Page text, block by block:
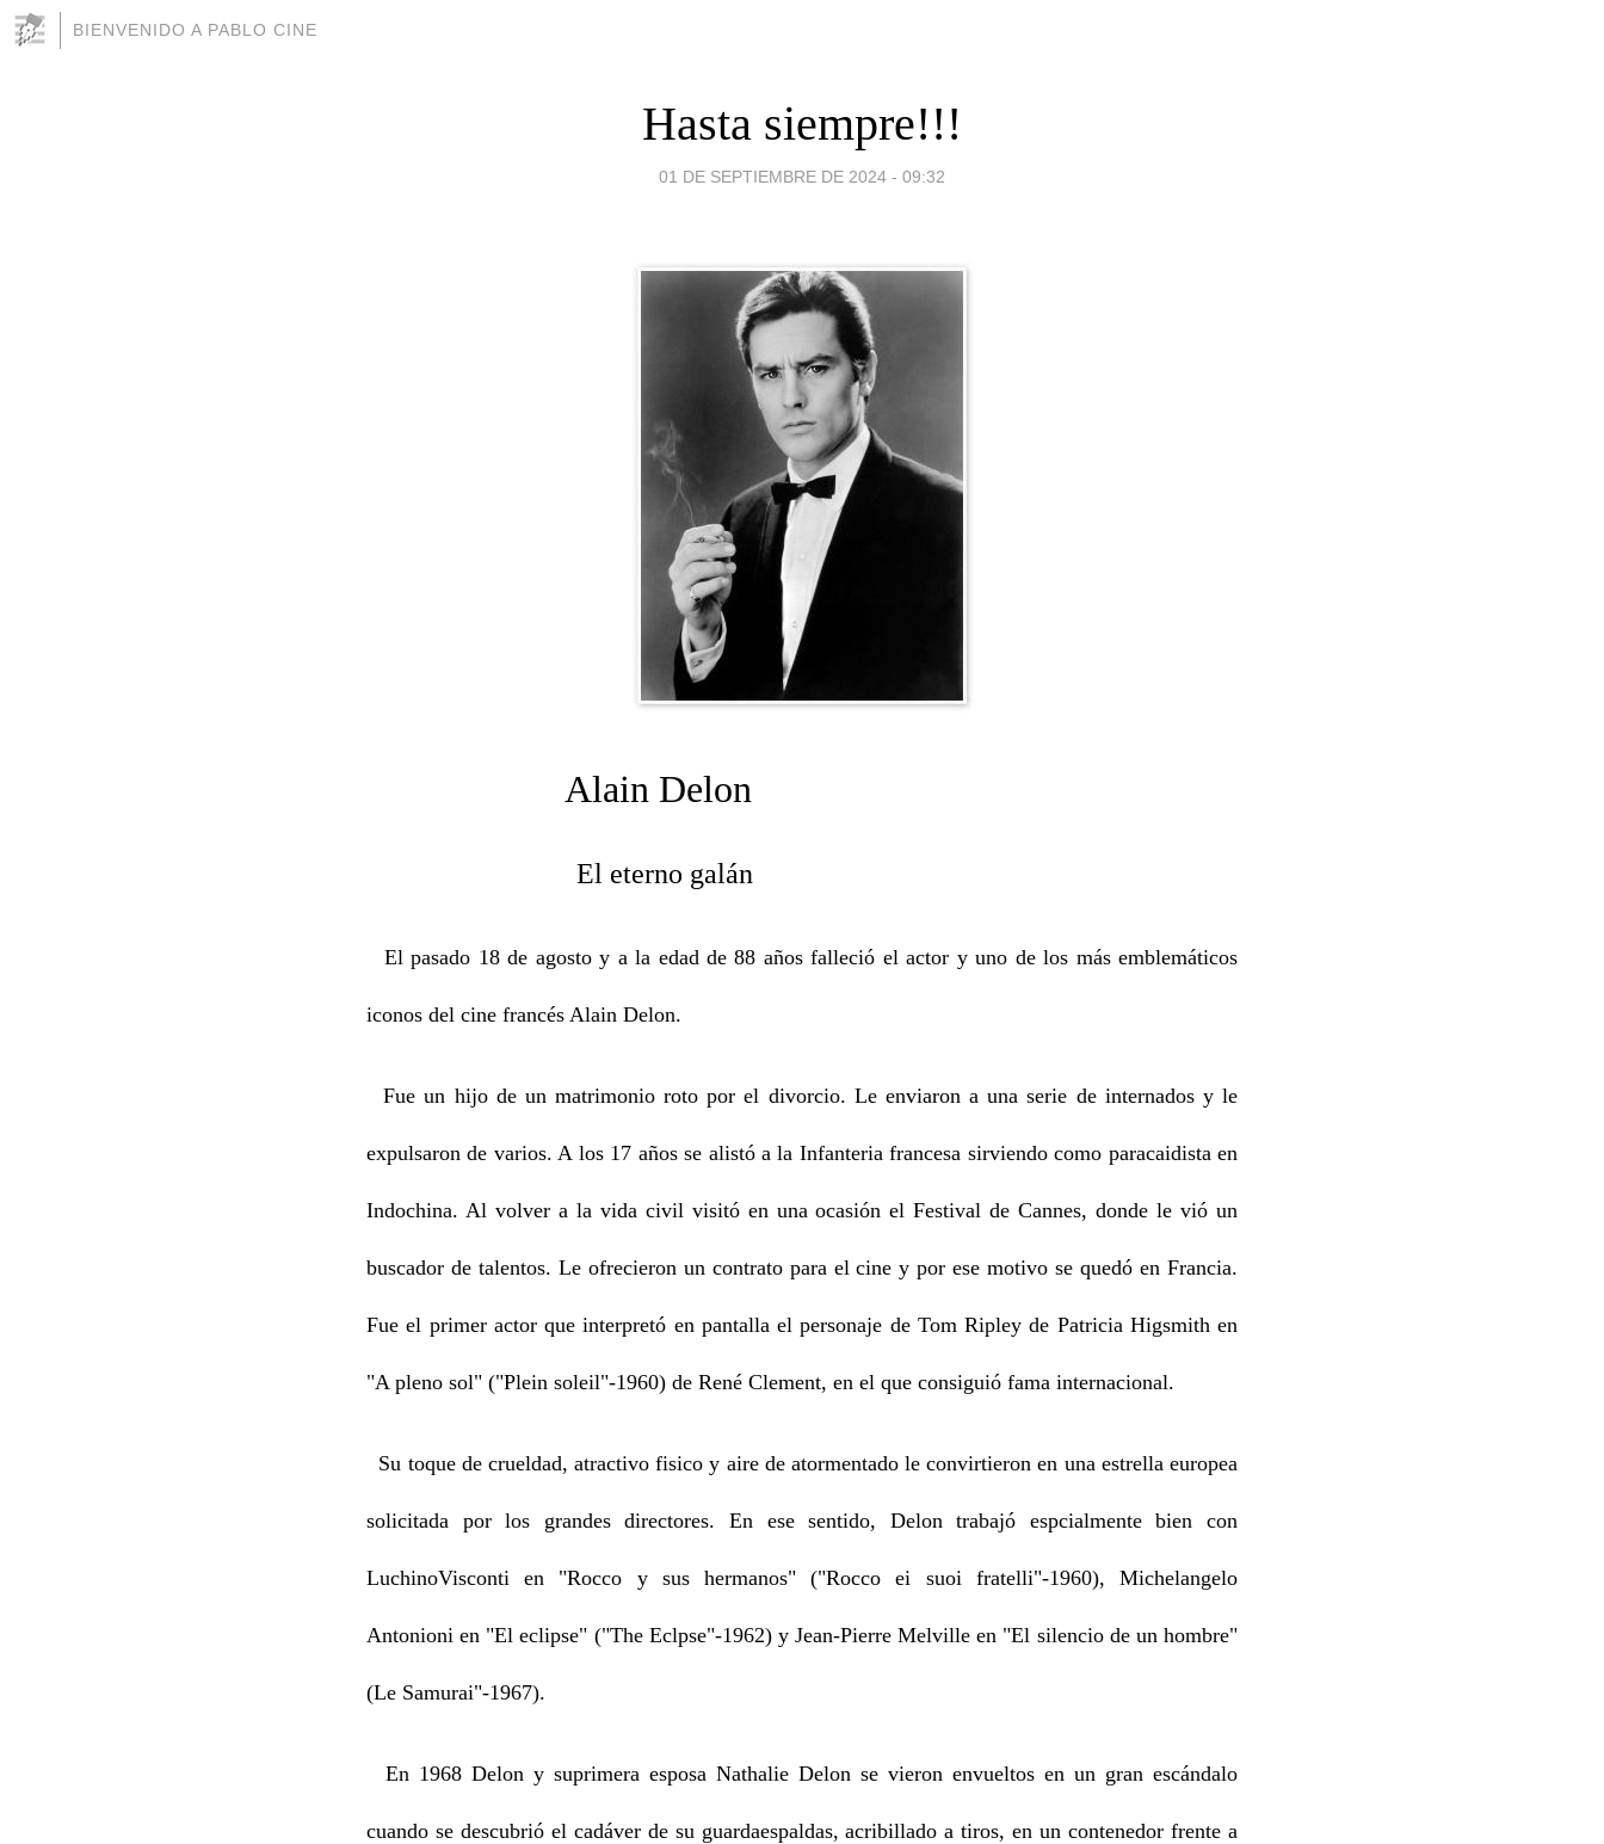
BIENVENIDO A PABLO CINE
Hasta siempre!!!
01 DE SEPTIEMBRE DE 2024 - 09:32
Alain Delon
El eterno galán
El pasado 18 de agosto y a la edad de 88 años falleció el actor y uno de los más emblemáticos
iconos del cine francés Alain Delon.
Fue un hijo de un matrimonio roto por el divorcio. Le enviaron a una serie de internados y le
expulsaron de varios. A los 17 años se alistó a la Infanteria francesa sirviendo como paracaidista en
Indochina. Al volver a la vida civil visitó en una ocasión el Festival de Cannes, donde le vió un
buscador de talentos. Le ofrecieron un contrato para el cine y por ese motivo se quedó en Francia.
Fue el primer actor que interpretó en pantalla el personaje de Tom Ripley de Patricia Higsmith en
"A pleno sol" ("Plein soleil"-1960) de René Clement, en el que consiguió fama internacional.
Su toque de crueldad, atractivo fisico y aire de atormentado le convirtieron en una estrella europea
solicitada por los grandes directores. En ese sentido, Delon trabajó espcialmente bien con
LuchinoVisconti en "Rocco y sus hermanos" ("Rocco ei suoi fratelli"-1960), Michelangelo
Antonioni en "El eclipse" ("The Eclpse"-1962) y Jean-Pierre Melville en "El silencio de un hombre"
(Le Samurai"-1967).
En 1968 Delon y suprimera esposa Nathalie Delon se vieron envueltos en un gran escándalo
cuando se descubrió el cadáver de su guardaespaldas, acribillado a tiros, en un contenedor frente a